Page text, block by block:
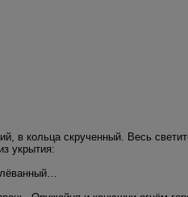
в кольца скрученный. Весь
укрытия: